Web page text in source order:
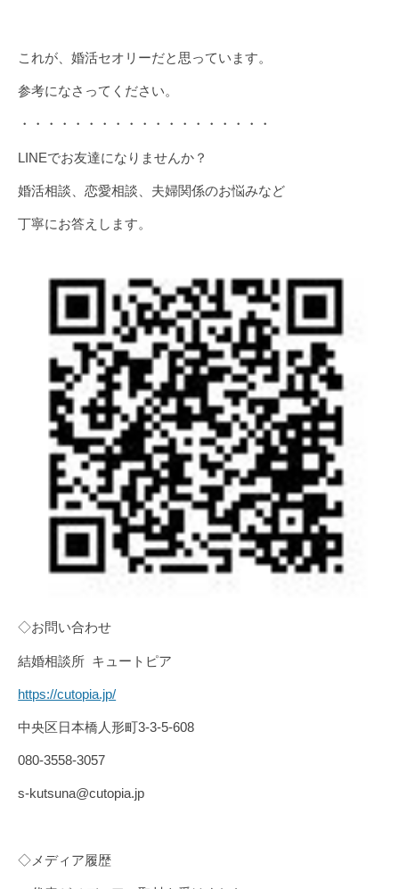
これが、婚活セオリーだと思っています。
参考になさってください。
・・・・・・・・・・・・・・・・・・・
LINEでお友達になりませんか？
婚活相談、恋愛相談、夫婦関係のお悩みなど
丁寧にお答えします。
◇お問い合わせ
結婚相談所 キュートピア
https://cutopia.jp/
中央区日本橋人形町3-3-5-608
080-3558-3057
s-kutsuna@cutopia.jp
◇メディア履歴